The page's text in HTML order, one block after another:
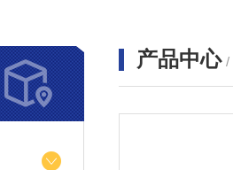
产品中心 /